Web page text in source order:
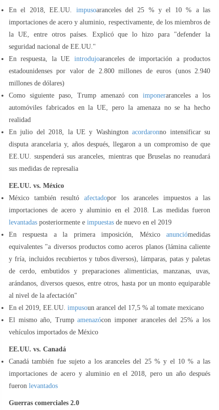
En el 2018, EE.UU. impusoaranceles del 25 % y el 10 % a las
importaciones de acero y aluminio, respectivamente, de los miembros de
la UE, entre otros países. Explicó que lo hizo para "defender la
seguridad nacional de EE.UU."
En respuesta, la UE introdujoaranceles de importación a productos
estadounidenses por valor de 2.800 millones de euros (unos 2.940
millones de dólares)
Como siguiente paso, Trump amenazó conimponeraranceles a los
automóviles fabricados en la UE, pero la amenaza no se ha hecho
realidad
En julio del 2018, la UE y Washingtonacordaronno intensificar su
disputa arancelaria y, años después, llegaron a un compromiso de que
EE.UU. suspenderá sus aranceles, mientras que Bruselas no reanudará
sus medidas de represalia
EE.UU. vs. México
México también resultó afectadopor los aranceles impuestos a las
importaciones de acero y aluminio en el 2018. Las medidas fueron
levantadas posteriormente e impuestas de nuevo en el 2019
En respuesta a la primera imposición, México anunciómedidas
equivalentes "a diversos productos como aceros planos (lámina caliente
y fría, incluidos recubiertos y tubos diversos), lámparas, patas y paletas
de cerdo, embutidos y preparaciones alimenticias, manzanas, uvas,
arándanos, diversos quesos, entre otros, hasta por un monto equiparable
al nivel de la afectación"
En el 2019, EE.UU. impusoun arancel del 17,5 % al tomate mexicano
El mismo año, Trumpamenazócon imponer aranceles del 25% a los
vehículos importados de México
EE.UU. vs. Canadá
Canadá también fue sujeto a los aranceles del 25 % y el 10 % a las
importaciones de acero y aluminio en el 2018, pero un año después
fueron levantados
Guerras comerciales 2.0